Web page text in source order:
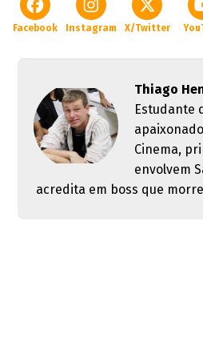
Facebook Instagram X/Twitter
Thiago
Estudante
Cinema,
envolvem
acredita em boss que